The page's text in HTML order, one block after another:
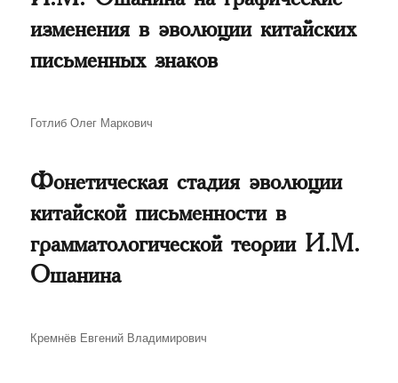
изменения в эволюции китайских
письменных знаков
Автор
Готлиб Олег Маркович
Фонетическая стадия эволюции
китайской письменности в
грамматологической теории И.М.
Ошанина
Автор
Кремнёв Евгений Владимирович